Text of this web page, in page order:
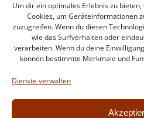
Um dir ein optimales Erlebnis zu
Cookies, um Geräteinformationen
zuzugreifen. Wenn du diesen
wie das Surfverhalten oder
verarbeiten. Wenn du deine
können bestimmte Merkmale und
Dienste verwalten
Intern